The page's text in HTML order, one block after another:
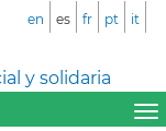
y solidaria
en es fr pt it